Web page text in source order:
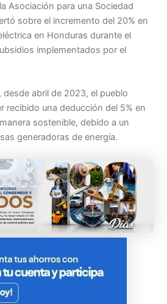
Asociación para una Sociedad
sobre el incremento del 20% en
en Honduras durante el
implementados por el
desde abril de 2023, el pueblo
recibido una deducción del 5% en
sostenible, debido a un
generadoras de energía.